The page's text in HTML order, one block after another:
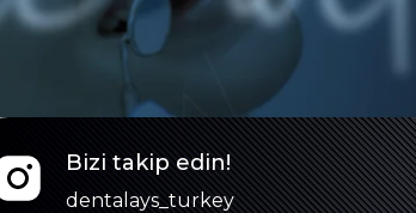
Bizi takip edin!
dentalays_turkey